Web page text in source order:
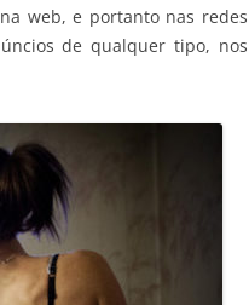
web, e portanto nas redes
de qualquer tipo, nos